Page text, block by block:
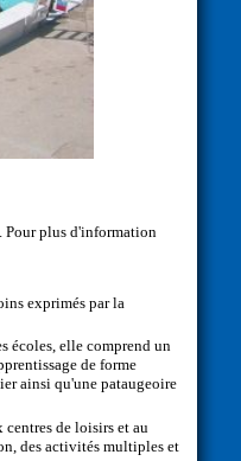
Pour plus d'information
exprimés par la
écoles, elle comprend un
de forme
ainsi qu'une pataugeoire
de loisirs et au
des activités multiples et